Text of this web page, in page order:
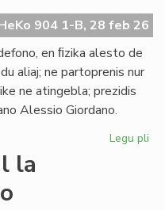
904 1-B, 28 feb 26
en ﬁzika alesto de
aliaj; ne partoprenis nur
ne atingebla; prezidis
Alessio Giordano.
Legu pli
la